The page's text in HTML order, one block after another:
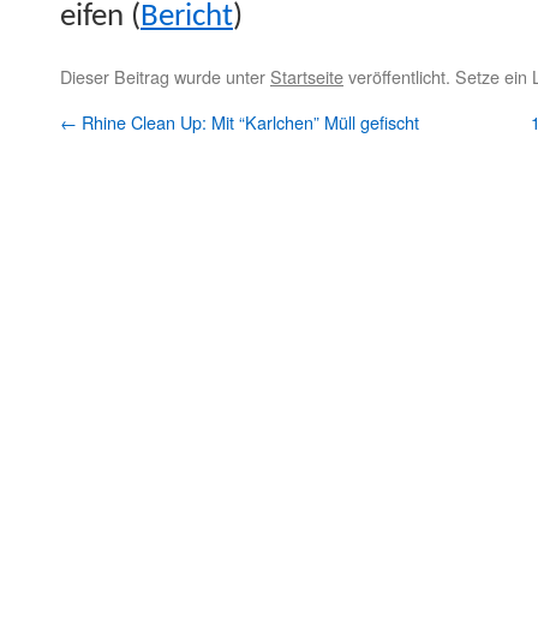
eifen (Bericht)
Dieser Beitrag wurde unter Startseiteveröffentlicht. Setze ein
← Rhine Clean Up: Mit “Karlchen” Müll gefischt